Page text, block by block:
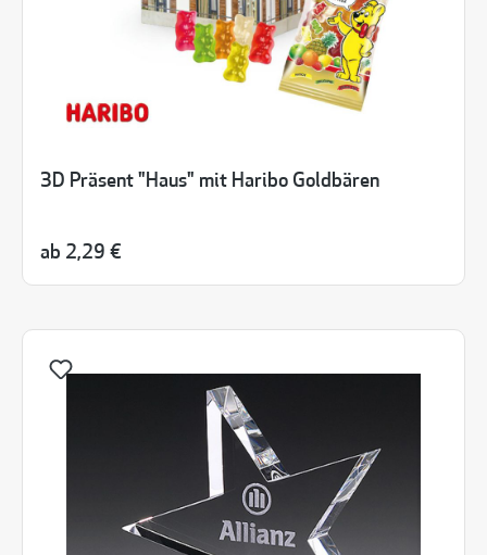
3D Präsent "Haus" mit Haribo Goldbären
ab 2,29 €